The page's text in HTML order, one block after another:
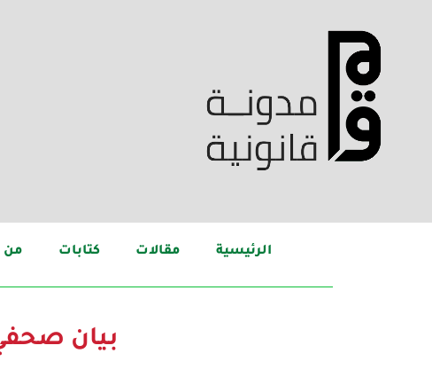
الرئيسية مقالات كتابات من
بيان